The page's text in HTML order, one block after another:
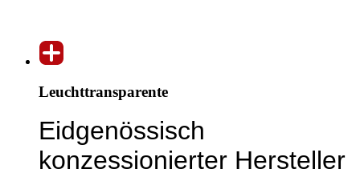
Leuchttransparente
Eidgenössisch
konzessionierter Hersteller